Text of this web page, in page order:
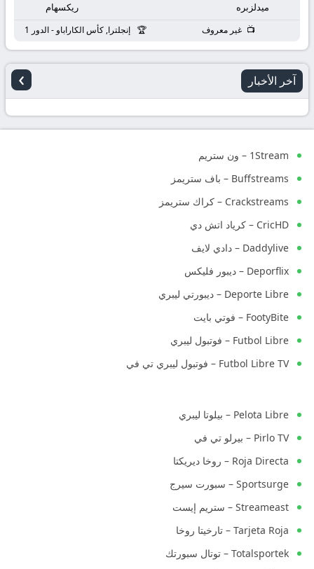
ميدلزبره ريكسهام
غير معروف إنجلترا, كأس الكاراباو - الدور 1
آخر الأخبار ›
1Stream – ون ستريم
Buffstreams – باف ستريمز
Crackstreams – كراك ستريمز
CricHD – كرياد اتش دي
Daddylive – دادي لايف
Deporflix – ديبور فليكس
Deporte Libre – ديبورتي ليبري
FootyBite – فوتي بايت
Futbol Libre – فوتبول ليبري
Futbol Libre TV – فوتبول ليبري تي في
Pelota Libre – بيلوتا ليبري
Pirlo TV – بيرلو تي في
Roja Directa – روخا ديريكتا
Sportsurge – سبورت سيرج
Streameast – ستريم إيست
Tarjeta Roja – تارخيتا روخا
Totalsportek – توتال سبورتك